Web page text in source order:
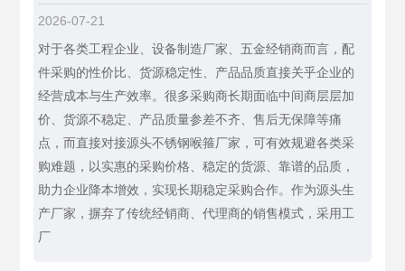
2026-07-21
对于各类工程企业、设备制造厂家、五金经销商而言，配
件采购的性价比、货源稳定性、产品品质直接关乎企业的
经营成本与生产效率。很多采购商长期面临中间商层层加
价、货源不稳定、产品质量参差不齐、售后无保障等痛
点，而直接对接源头不锈钢喉箍厂家，可有效规避各类采
购难题，以实惠的采购价格、稳定的货源、靠谱的品质，
助力企业降本增效，实现长期稳定采购合作。作为源头生
产厂家，摒弃了传统经销商、代理商的销售模式，采用工
厂